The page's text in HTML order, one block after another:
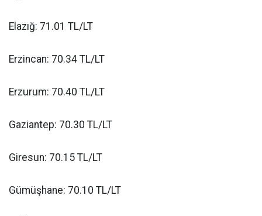
Elazığ: 71.01 TL/LT
Erzincan: 70.34 TL/LT
Erzurum: 70.40 TL/LT
Gaziantep: 70.30 TL/LT
Giresun: 70.15 TL/LT
Gümüşhane: 70.10 TL/LT